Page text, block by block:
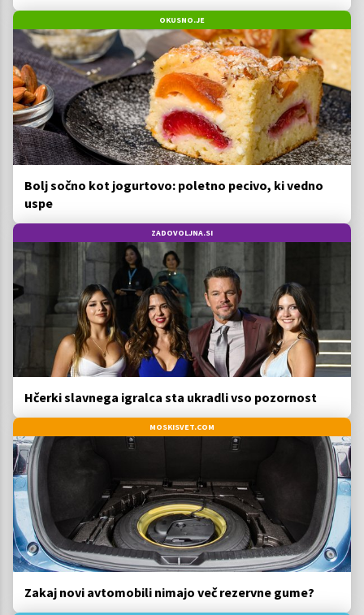
OKUSNO.JE
Bolj sočno kot jogurtovo: poletno pecivo, ki vedno
uspe
ZADOVOLJNA.SI
Hčerki slavnega igralca sta ukradli vso pozornost
MOSKISVET.COM
Zakaj novi avtomobili nimajo več rezervne gume?